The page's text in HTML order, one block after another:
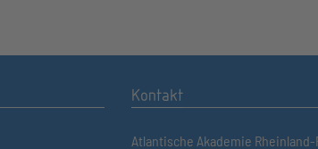
Kontakt
Atlantische Akademie Rheinland-